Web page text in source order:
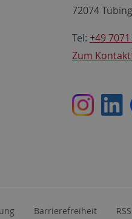
72074
Tel: +49
Zum
Instagram
Barrierefreiheit